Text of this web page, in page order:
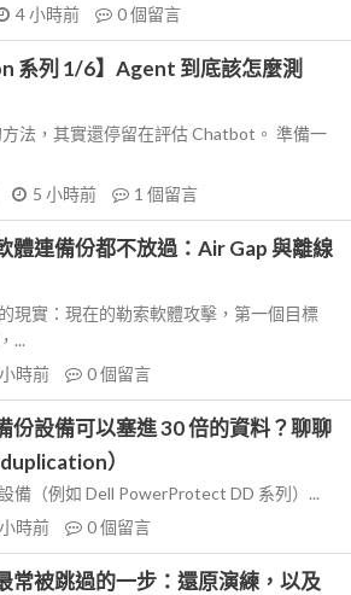
4 小時前 0個留言
系列 1/6】Agent 到底該怎麼測
法，其實還停留在評估 Chatbot。 準備一
5 小時前 1 個留言
體連備份都不放過：Air Gap 與離線
現實：現在的勒索軟體攻擊，第一個目標
...
時前 0個留言
份設備可以塞進 30 倍的資料？聊聊
）
備（例如 Dell PowerProtect DD 系列）...
時前 0個留言
常被跳過的一步：還原演練，以及